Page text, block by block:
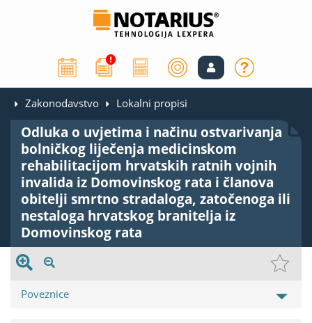
Zakonodavstvo Lokalni propisi
Odluka o uvjetima i načinu ostvarivanja
bolničkog liječenja medicinskom
rehabilitacijom hrvatskih ratnih vojnih
invalida iz Domovinskog rata i članova
obitelji smrtno stradaloga, zatočenoga ili
nestaloga hrvatskog branitelja iz
Domovinskog rata
Poveznice